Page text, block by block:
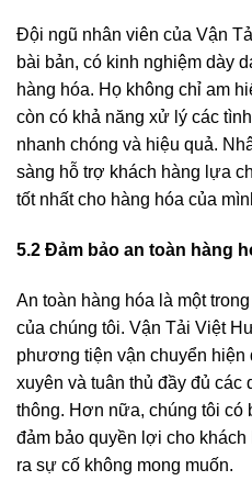
Đội ngũ nhân viên của Vận
bài bản, có kinh nghiệm dày
hàng hóa. Họ không chỉ am
còn có khả năng xử lý các
nhanh chóng và hiệu quả.
sàng hỗ trợ khách hàng lựa
tốt nhất cho hàng hóa của
5.2 Đảm bảo an toàn hàng
An toàn hàng hóa là một
của chúng tôi. Vận Tải Việt
phương tiện vận chuyển
xuyên và tuân thủ đầy đủ các
thông. Hơn nữa, chúng tôi có
đảm bảo quyền lợi cho
ra sự cố không mong muốn.